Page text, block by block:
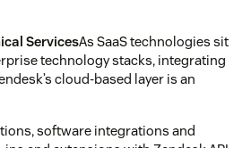
ServicesAs SaaS technologies sit
technology stacks, integrating
cloud-based layer is an
software integrations and